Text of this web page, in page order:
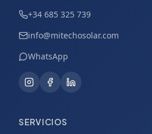
+34 685 325 739
info@mitechosolar.com
WhatsApp
SERVICIOS